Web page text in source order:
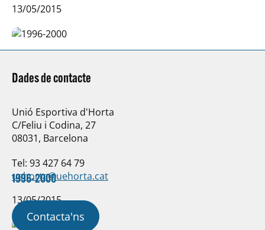
13/05/2015
1996-2000
13/05/2015
Dades de contacte
Unió Esportiva d'Horta
C/Feliu i Codina, 27
08031, Barcelona
Tel: 93 427 64 79
uehorta@uehorta.cat
Contacta'ns